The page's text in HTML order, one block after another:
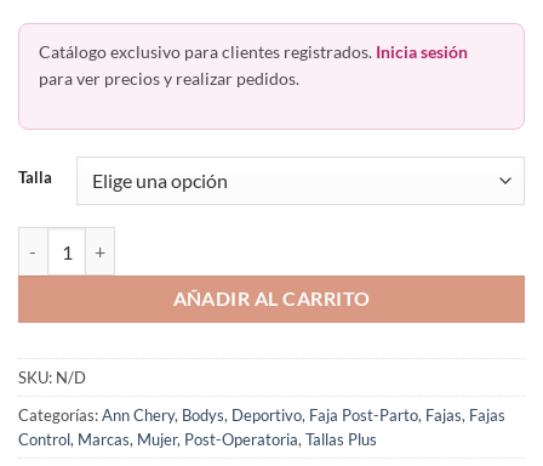
Catálogo exclusivo para clientes registrados. Inicia sesión
para ver precios y realizar pedidos.
Talla
AÑADIR AL CARRITO
SKU: N/D
Categorías:Ann Chery, Bodys, Deportivo, Faja Post-Parto, Fajas, Fajas
Control, Marcas, Mujer, Post-Operatoria,Tallas Plus